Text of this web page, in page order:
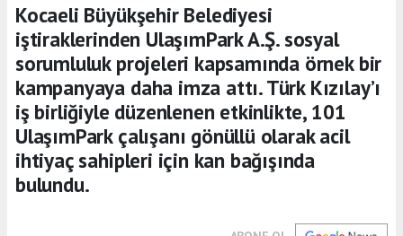
Kocaeli Büyükşehir Belediyesi
iştiraklerinden UlaşımPark A.Ş. sosyal
sorumluluk projeleri kapsamında örnek bir
kampanyaya daha imza attı. Türk Kızılay’ı
iş birliğiyle düzenlenen etkinlikte, 101
UlaşımPark çalışanı gönüllü olarak acil
ihtiyaç sahipleri için kan bağışında
bulundu.